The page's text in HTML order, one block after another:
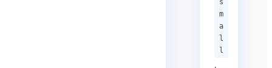
m
a
l
l